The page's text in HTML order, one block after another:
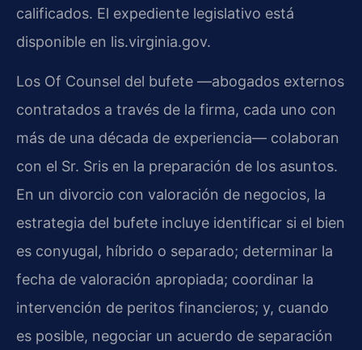
calificados. El expediente legislativo está
disponible en lis.virginia.gov.
Los Of Counsel del bufete —abogados externos
contratados a través de la firma, cada uno con
más de una década de experiencia— colaboran
con el Sr. Sris en la preparación de los asuntos.
En un divorcio con valoración de negocios, la
estrategia del bufete incluye identificar si el bien
es conyugal, híbrido o separado; determinar la
fecha de valoración apropiada; coordinar la
intervención de peritos financieros; y, cuando
es posible, negociar un acuerdo de separación